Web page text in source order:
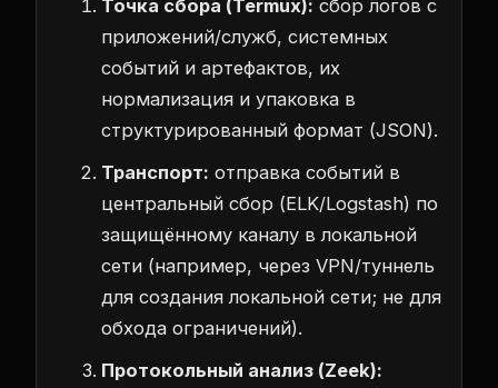
Точка сбора (Termux): сбор логов с
приложений/служб, системных
событий и артефактов, их
нормализация и упаковка в
структурированный формат (JSON).
Транспорт: отправка событий в
центральный сбор (ELK/Logstash) по
защищённому каналу в локальной
сети (например, через VPN/туннель
для создания локальной сети; не для
обхода ограничений).
Протокольный анализ (Zeek):